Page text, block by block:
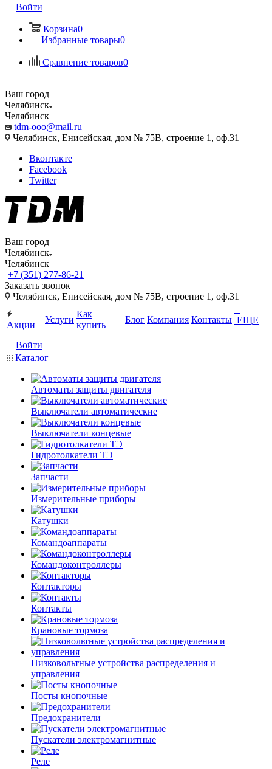
Войти
Корзина0
Избранные товары0
Сравнение товаров0
Ваш город
Челябинск
Челябинск
tdm-ooo@mail.ru
Челябинск, Енисейская, дом № 75В, строение 1, оф.31
Вконтакте
Facebook
Twitter
Ваш город
Челябинск
Челябинск
+7 (351) 277-86-21
Заказать звонок
Челябинск, Енисейская, дом № 75В, строение 1, оф.31
Акции
Услуги
Как
купить
Блог Компания Контакты
+
ЕЩЕ
Войти
Каталог
Автоматы защиты двигателя
Выключатели автоматические
Выключатели концевые
Гидротолкатели ТЭ
Запчасти
Измерительные приборы
Катушки
Командоаппараты
Командоконтроллеры
Контакторы
Контакты
Крановые тормоза
Низковольтные устройства распределения и
управления
Посты кнопочные
Предохранители
Пускатели электромагнитные
Реле